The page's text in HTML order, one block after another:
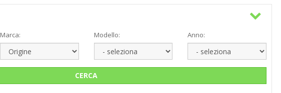
Marca: Modello: Anno:
CERCA